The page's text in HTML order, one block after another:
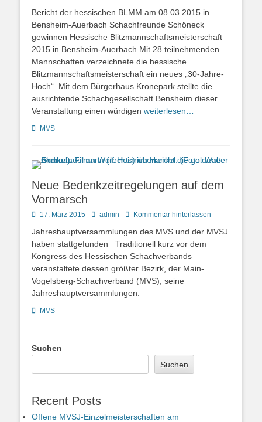
Bericht der hessischen BLMM am 08.03.2015 in
Bensheim-Auerbach Schachfreunde Schöneck
gewinnen Hessische Blitzmannschaftsmeisterschaft
2015 in Bensheim-Auerbach Mit 28 teilnehmenden
Mannschaften verzeichnete die hessische
Blitzmannschaftsmeisterschaft ein neues „30-Jahre-
Hoch“. Mit dem Bürgerhaus Kronepark stellte die
ausrichtende Schachgesellschaft Bensheim dieser
Veranstaltung einen würdigen weiterlesen…
Kategorien
MVS
Neue Bedenkzeitregelungen auf dem
Vormarsch
Posted
17. März 2015 Autoradmin Kommentar hinterlassen
Jahreshauptversammlungen des MVS und der MVSJ
haben stattgefunden Traditionell kurz vor dem
Kongress des Hessischen Schachverbands
veranstaltete dessen größter Bezirk, der Main-
Vogelsberg-Schachverband (MVS), seine
Jahreshauptversammlungen.
Kategorien
MVS
Suchen
Suchen
Recent Posts
Offene MVSJ-Einzelmeisterschaften am